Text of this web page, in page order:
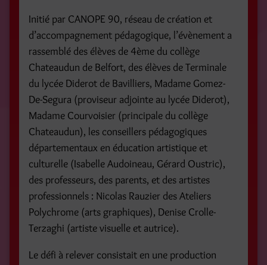
Initié par CANOPE 90, réseau de création et
d’accompagnement pédagogique, l’évènement a
rassemblé des élèves de 4ème du collège
Chateaudun de Belfort, des élèves de Terminale
du lycée Diderot de Bavilliers, Madame Gomez-
De-Segura (proviseur adjointe au lycée Diderot),
Madame Courvoisier (principale du collège
Chateaudun), les conseillers pédagogiques
départementaux en éducation artistique et
culturelle (Isabelle Audoineau, Gérard Oustric),
des professeurs, des parents, et des artistes
professionnels : Nicolas Rauzier des Ateliers
Polychrome (arts graphiques), Denise Crolle-
Terzaghi (artiste visuelle et autrice).
Le défi à relever consistait en une production